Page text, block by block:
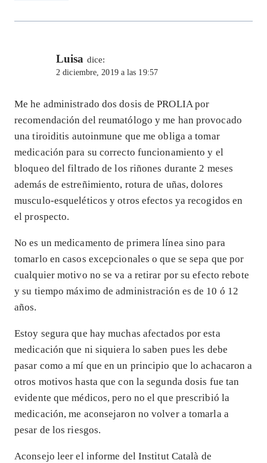
Luisa dice:
2 diciembre, 2019 a las 19:57
Me he administrado dos dosis de PROLIA por
recomendación del reumatólogo y me han provocado
una tiroiditis autoinmune que me obliga a tomar
medicación para su correcto funcionamiento y el
bloqueo del filtrado de los riñones durante 2 meses
además de estreñimiento, rotura de uñas, dolores
musculo-esqueléticos y otros efectos ya recogidos en
el prospecto.
No es un medicamento de primera línea sino para
tomarlo en casos excepcionales o que se sepa que por
cualquier motivo no se va a retirar por su efecto rebote
y su tiempo máximo de administración es de 10 ó 12
años.
Estoy segura que hay muchas afectados por esta
medicación que ni siquiera lo saben pues les debe
pasar como a mí que en un principio que lo achacaron a
otros motivos hasta que con la segunda dosis fue tan
evidente que médicos, pero no el que prescribió la
medicación, me aconsejaron no volver a tomarla a
pesar de los riesgos.
Aconsejo leer el informe del Institut Català de